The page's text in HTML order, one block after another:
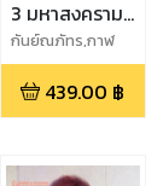
3 มหาสงคราม
แห่งตรีภพ
กันย์ณภัทร,กาฬ
รหัสย์,นานะจัง
439.00 ฿